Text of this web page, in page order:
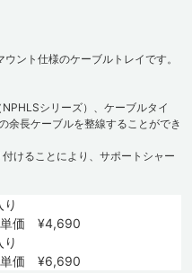
ント仕様のケーブルトレイです。
シリーズ）、ケーブルタイ
余長ケーブルを整線することができ
けることにより、サポートシャー
り
単価 ¥4,690
り
単価 ¥6,690